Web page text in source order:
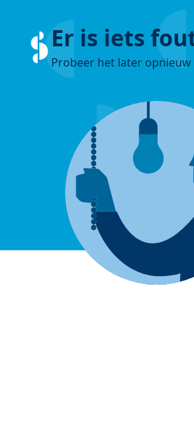
Er is iets
Probeer het later opnieuw